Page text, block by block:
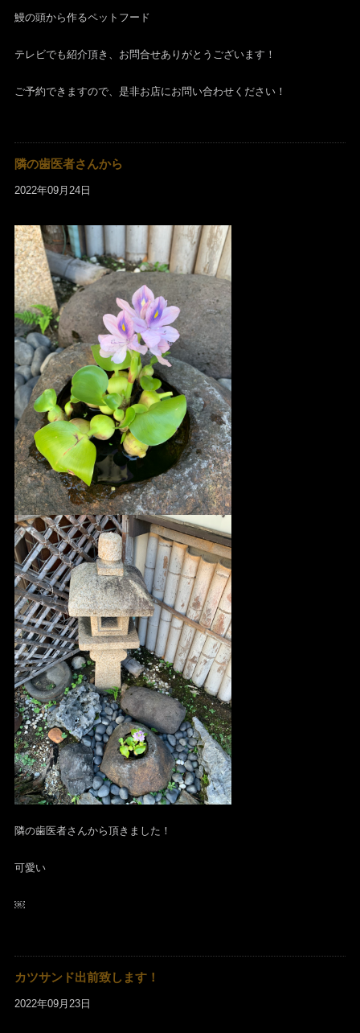
鰻の頭から作るペットフード
テレビでも紹介頂き、お問合せありがとうございます！
ご予約できますので、是非お店にお問い合わせください！
隣の歯医者さんから
2022年09月24日
隣の歯医者さんから頂きました！
可愛い
￼
カツサンド出前致します！
2022年09月23日